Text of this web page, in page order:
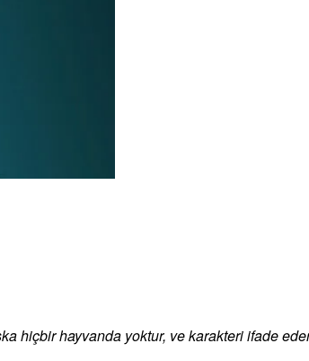
hiçbir hayvanda yoktur, ve karakteri ifade